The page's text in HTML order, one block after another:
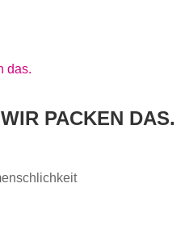
PACKEN DAS.